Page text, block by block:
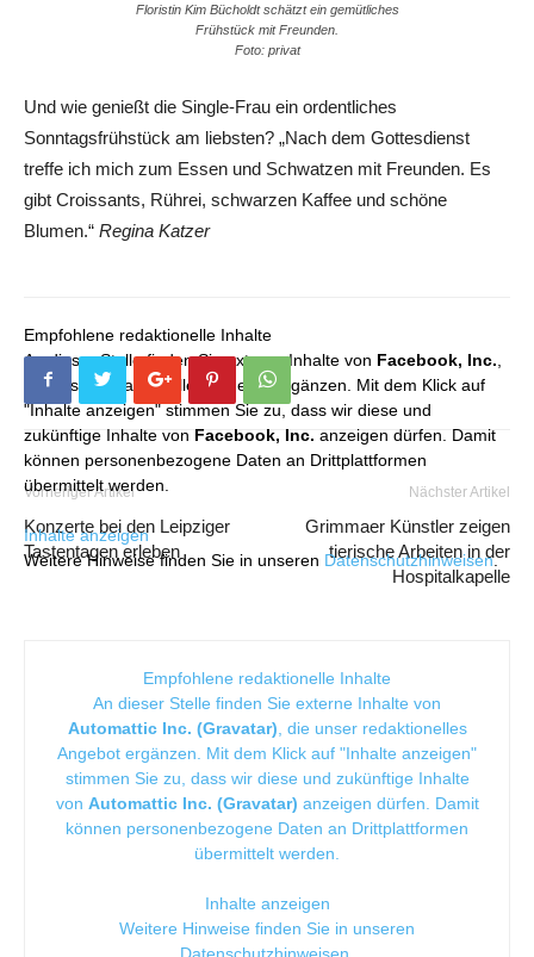
Floristin Kim Bücholdt schätzt ein gemütliches
Frühstück mit Freunden.
Foto: privat
Und wie genießt die Single-Frau ein ordentliches
Sonntagsfrühstück am liebsten? „Nach dem Gottesdienst
treffe ich mich zum Essen und Schwatzen mit Freunden. Es
gibt Croissants, Rührei, schwarzen Kaffee und schöne
Blumen.“ Regina Katzer
Empfohlene redaktionelle Inhalte
An dieser Stelle finden Sie externe Inhalte von Facebook, Inc.
die unser redaktionelles Angebot ergänzen. Mit dem Klick auf
"Inhalte anzeigen" stimmen Sie zu, dass wir diese und
zukünftige Inhalte von Facebook, Inc. anzeigen dürfen. Damit
können personenbezogene Daten an Drittplattformen
übermittelt werden.
Inhalte anzeigen
Weitere Hinweise finden Sie in unseren Datenschutzhinweisen.
Vorheriger Artikel
Konzerte bei den Leipziger
Tastentagen erleben
Nächster Artikel
Grimmaer Künstler zeigen
tierische Arbeiten in der
Hospitalkapelle
Empfohlene redaktionelle Inhalte
An dieser Stelle finden Sie externe Inhalte von
Automattic Inc. (Gravatar) , die unser redaktionelles
Angebot ergänzen. Mit dem Klick auf "Inhalte anzeigen"
stimmen Sie zu, dass wir diese und zukünftige Inhalte
von Automattic Inc. (Gravatar) anzeigen dürfen. Damit
können personenbezogene Daten an Drittplattformen
übermittelt werden.
Inhalte anzeigen
Weitere Hinweise finden Sie in unseren
Datenschutzhinweisen